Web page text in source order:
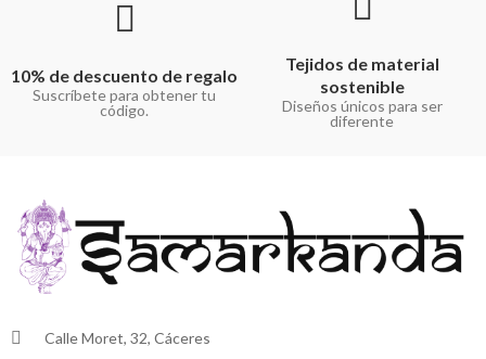
10% de descuento de regalo
Suscríbete para obtener tu
código.
Tejidos de material
sostenible
Diseños únicos para ser
diferente
Calle Moret, 32, Cáceres